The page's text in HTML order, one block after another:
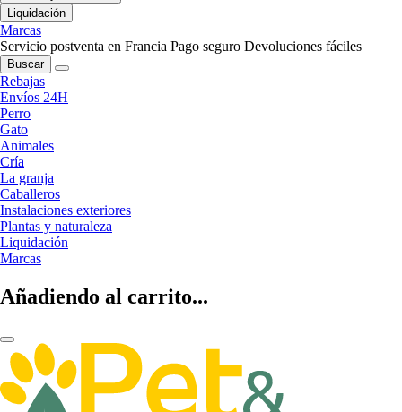
Liquidación
Marcas
Servicio postventa en Francia Pago seguro Devoluciones fáciles
Buscar
Rebajas
Envíos 24H
Perro
Gato
Animales
Cría
La granja
Caballeros
Instalaciones exteriores
Plantas y naturaleza
Liquidación
Marcas
Añadiendo al carrito...